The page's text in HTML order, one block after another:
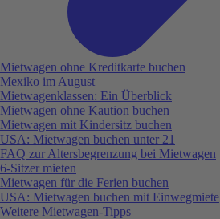
Mietwagen ohne Kreditkarte buchen
Mexiko im August
Mietwagenklassen: Ein Überblick
Mietwagen ohne Kaution buchen
Mietwagen mit Kindersitz buchen
USA: Mietwagen buchen unter 21
FAQ zur Altersbegrenzung bei Mietwagen
6-Sitzer mieten
Mietwagen für die Ferien buchen
USA: Mietwagen buchen mit Einwegmiete
Weitere Mietwagen-Tipps